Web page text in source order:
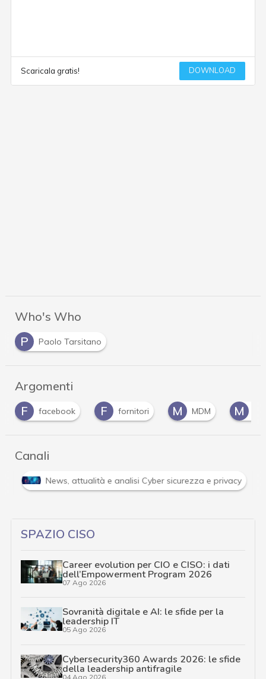
Scaricala gratis! DOWNLOAD
Who's Who
P
Paolo Tarsitano
Argomenti
F
fornitori M MDM Mobile Device
Canali
Attacchi hacker e Malware: le ultime news in tempo
SPAZIO CISO
Career evolution per CIO e CISO: i dati
dell’Empowerment Program 2026
07 Ago 2026
Sovranità digitale e AI: le sfide per la
leadership IT
05 Ago 2026
Cybersecurity360 Awards 2026: le sfide
della leadership antifragile
04 Ago 2026